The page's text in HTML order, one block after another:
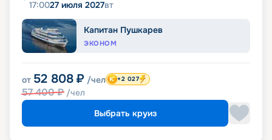
17:0027 июля 2027вт
Капитан Пушкарев
ЭКОНОМ
от 52 808 ₽ /чел
57 400₽ /чел
+2 027
Выбрать круиз